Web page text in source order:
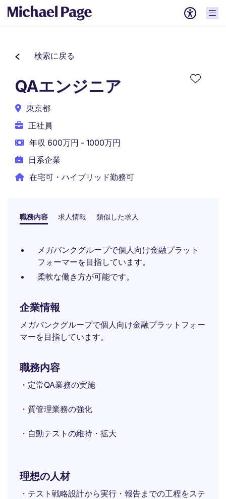
検索に戻る
QAエンジニア
東京都
正社員
年収 600万円 - 1000万円
日系企業
在宅可・ハイブリッド勤務可
職務内容 求人情報 類似した求人
メガバンクグループで個人向け金融プラット
フォーマーを目指しています。
柔軟な働き方が可能です。
企業情報
メガバンクグループで個人向け金融プラットフォー
マーを目指しています。​
職務内容
・定常QA業務の実施
・質管理業務の強化
・自動テストの維持・拡大
理想の人材
・テスト戦略設計から実行・報告までの工程をステ